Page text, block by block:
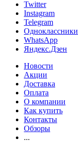
Twitter
Instagram
Telegram
Одноклассники
WhatsApp
Яндекс.Дзен
Новости
Акции
Доставка
Оплата
О компании
Как купить
Контакты
Обзоры
...